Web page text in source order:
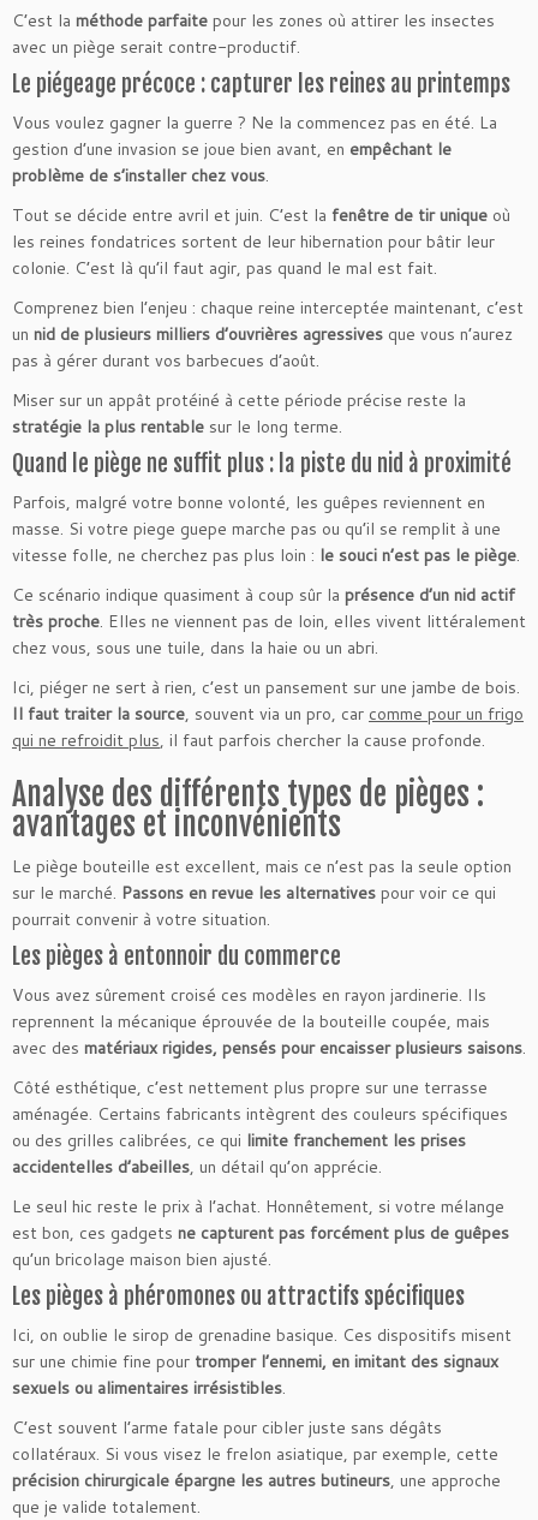
C’est la méthode parfaite pour les zones où attirer les insectes
avec un piège serait contre-productif.
Le piégeage précoce : capturer les reines au printemps
Vous voulez gagner la guerre ? Ne la commencez pas en été. La
gestion d’une invasion se joue bien avant, en empêchant le
problème de s’installer chez vous.
Tout se décide entre avril et juin. C’est la fenêtre de tir unique où
les reines fondatrices sortent de leur hibernation pour bâtir leur
colonie. C’est là qu’il faut agir, pas quand le mal est fait.
Comprenez bien l’enjeu : chaque reine interceptée maintenant, c’est
un nid de plusieurs milliers d’ouvrières agressives que vous n’aurez
pas à gérer durant vos barbecues d’août.
Miser sur un appât protéiné à cette période précise reste la
stratégie la plus rentable sur le long terme.
Quand le piège ne suffit plus : la piste du nid à proximité
Parfois, malgré votre bonne volonté, les guêpes reviennent en
masse. Si votre piege guepe marche pas ou qu’il se remplit à une
vitesse folle, ne cherchez pas plus loin : le souci n’est pas le piège.
Ce scénario indique quasiment à coup sûr la présence d’un nid actif
très proche. Elles ne viennent pas de loin, elles vivent littéralement
chez vous, sous une tuile, dans la haie ou un abri.
Ici, piéger ne sert à rien, c’est un pansement sur une jambe de bois.
Il faut traiter la source, souvent via un pro, car comme pour un frigo
qui ne refroidit plus, il faut parfois chercher la cause profonde.
Analyse des différents types de pièges :
avantages et inconvénients
Le piège bouteille est excellent, mais ce n’est pas la seule option
sur le marché. Passons en revue les alternatives pour voir ce qui
pourrait convenir à votre situation.
Les pièges à entonnoir du commerce
Vous avez sûrement croisé ces modèles en rayon jardinerie. Ils
reprennent la mécanique éprouvée de la bouteille coupée, mais
avec des matériaux rigides, pensés pour encaisser plusieurs saisons.
Côté esthétique, c’est nettement plus propre sur une terrasse
aménagée. Certains fabricants intègrent des couleurs spécifiques
ou des grilles calibrées, ce qui limite franchement les prises
accidentelles d’abeilles, un détail qu’on apprécie.
Le seul hic reste le prix à l’achat. Honnêtement, si votre mélange
est bon, ces gadgets ne capturent pas forcément plus de guêpes
qu’un bricolage maison bien ajusté.
Les pièges à phéromones ou attractifs spécifiques
Ici, on oublie le sirop de grenadine basique. Ces dispositifs misent
sur une chimie fine pour tromper l’ennemi, en imitant des signaux
sexuels ou alimentaires irrésistibles.
C’est souvent l’arme fatale pour cibler juste sans dégâts
collatéraux. Si vous visez le frelon asiatique, par exemple, cette
précision chirurgicale épargne les autres butineurs, une approche
que je valide totalement.